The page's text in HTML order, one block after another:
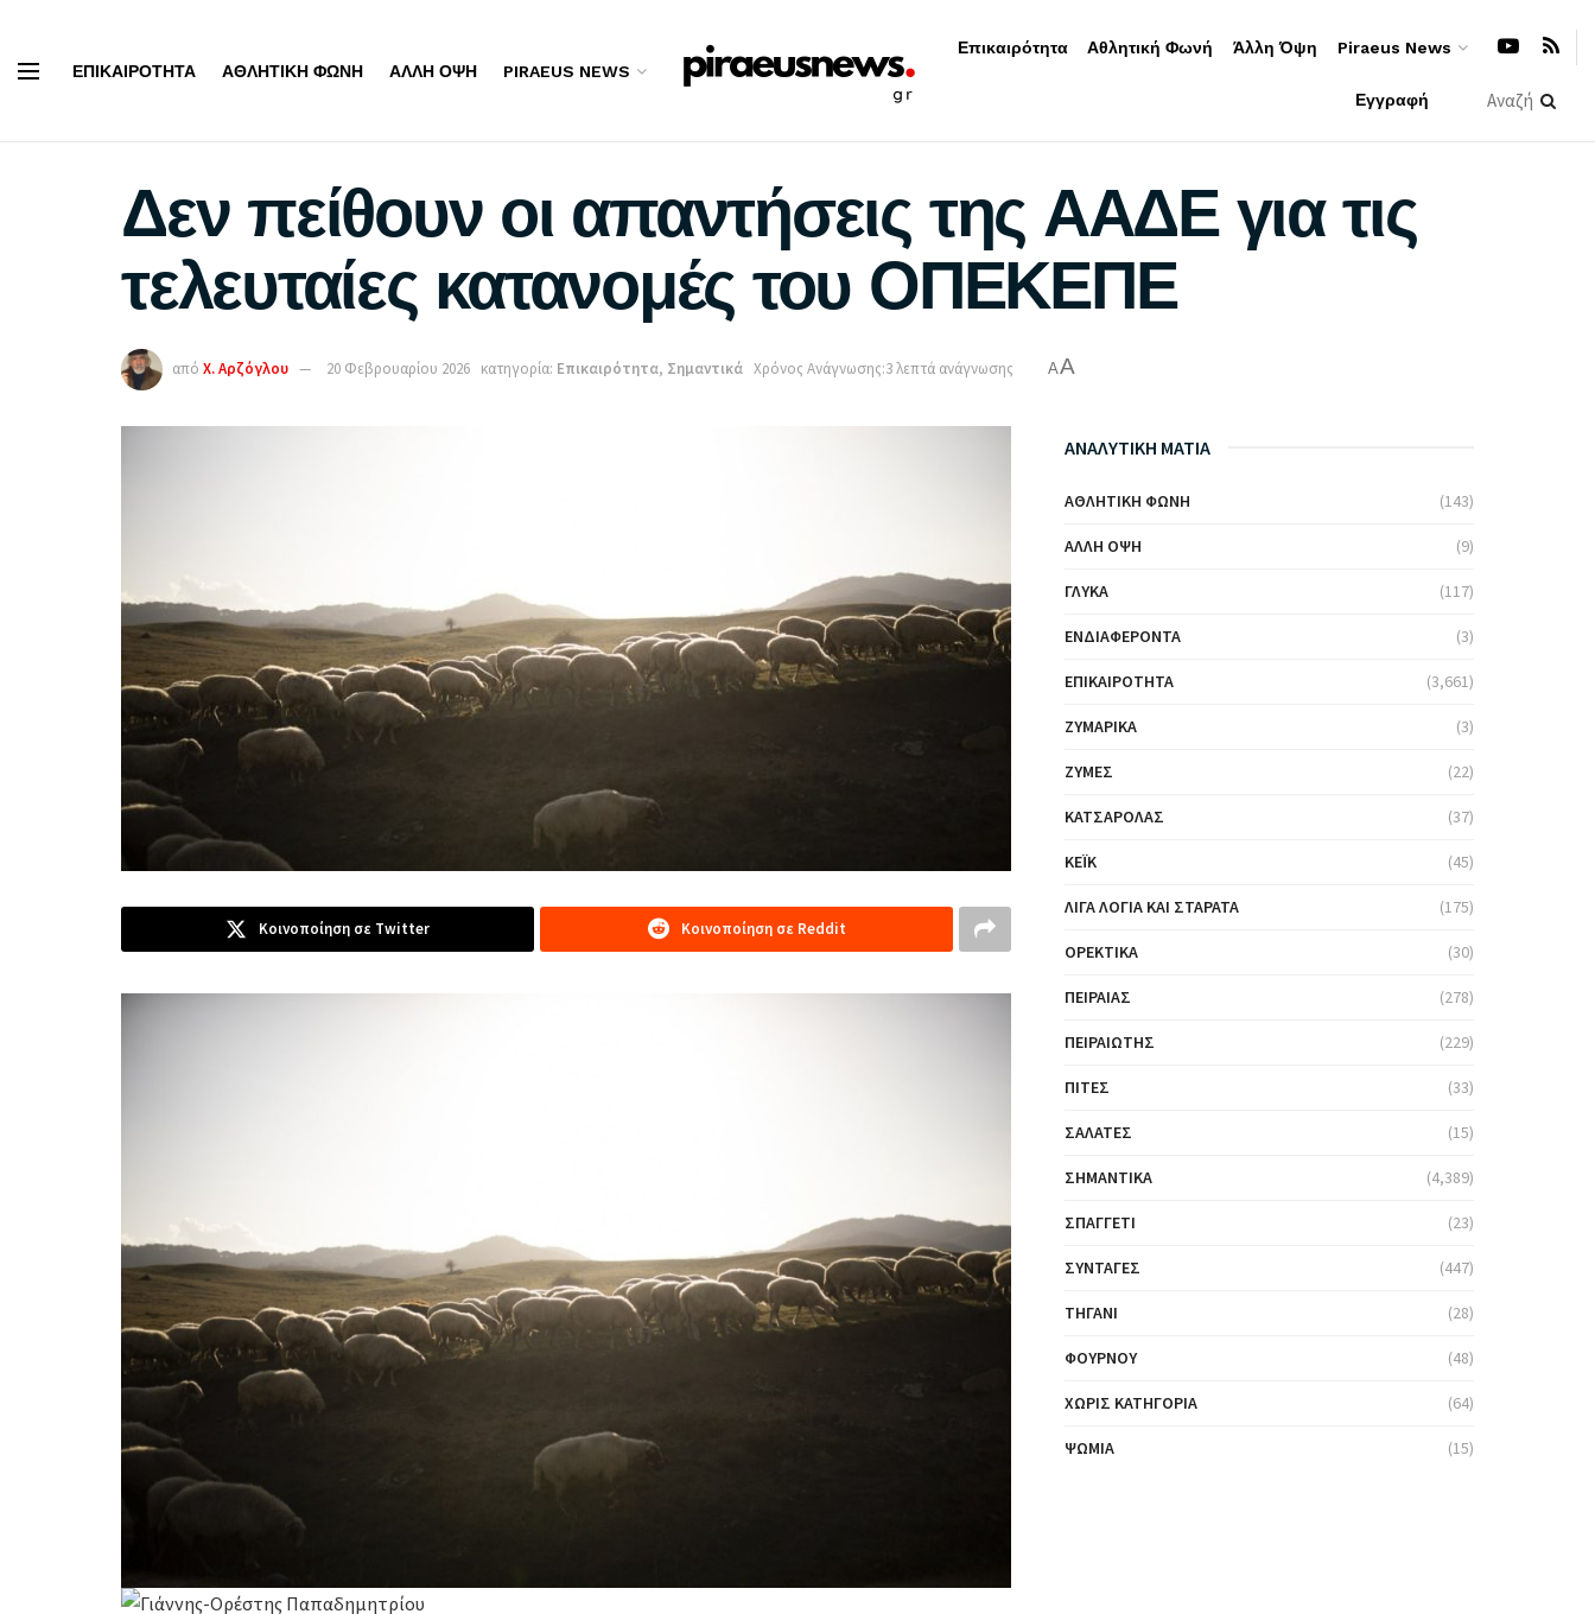
ΕΠΙΚΑΙΡΌΤΗΤΑ ΑΘΛΗΤΙΚΉ ΦΩΝΉ ΆΛΛΗ ΌΨΗ PIRAEUS NEWS
Επικαιρότητα Αθλητική Φωνή Άλλη Όψη Piraeus News
Εγγραφή
Δεν πείθουν οι απαντήσεις της ΑΑΔΕ για τις
τελευταίες κατανομές του ΟΠΕΚΕΠΕ
από Χ. Αρζόγλου 20 Φεβρουαρίου 2026 κατηγορία: Επικαιρότητα, Σημαντικά Χρόνος Ανάγνωσης:3 λεπτά ανάγνωσης AA
Κοινοποίηση σε Twitter Κοινοποίηση σε Reddit
ΑΝΑΛΥΤΙΚΗ ΜΑΤΙΑ
ΑΘΛΗΤΙΚΉ ΦΩΝΉ (143)
ΆΛΛΗ ΌΨΗ (9)
ΓΛΥΚΆ (117)
ΕΝΔΙΑΦΈΡΟΝΤΑ (3)
ΕΠΙΚΑΙΡΌΤΗΤΑ (3,661)
ΖΥΜΑΡΙΚΆ (3)
ΖΎΜΕΣ (22)
ΚΑΤΣΑΡΌΛΑΣ (37)
ΚΈΙΚ (45)
ΛΊΓΑ ΛΌΓΙΑ ΚΑΙ ΣΤΑΡΆΤΑ (175)
ΟΡΕΚΤΙΚΆ (30)
ΠΕΙΡΑΙΆΣ (278)
ΠΕΙΡΑΙΏΤΗΣ (229)
ΠΊΤΕΣ (33)
ΣΑΛΆΤΕΣ (15)
ΣΗΜΑΝΤΙΚΆ (4,389)
ΣΠΑΓΓΈΤΙ (23)
ΣΥΝΤΑΓΈΣ (447)
ΤΗΓΆΝΙ (28)
ΦΟΎΡΝΟΥ (48)
ΧΩΡΊΣ ΚΑΤΗΓΟΡΊΑ (64)
ΨΩΜΙΆ (15)